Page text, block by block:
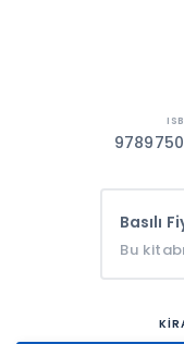
Basılı
Bu